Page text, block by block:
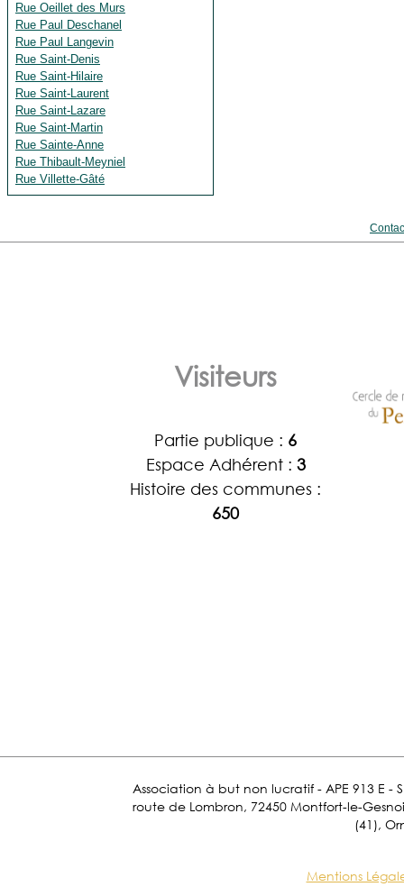
Rue Oeillet des Murs
Rue Paul Deschanel
Rue Paul Langevin
Rue Saint-Denis
Rue Saint-Hilaire
Rue Saint-Laurent
Rue Saint-Lazare
Rue Saint-Martin
Rue Sainte-Anne
Rue Thibault-Meyniel
Rue Villette-Gâté
Visiteurs
Partie publique : 6
Espace Adhérent : 3
Histoire des communes :
650
Association à but non lucratif - APE 913 E -
route de Lombron, 72450 Montfort-le-
(41),
Mentions